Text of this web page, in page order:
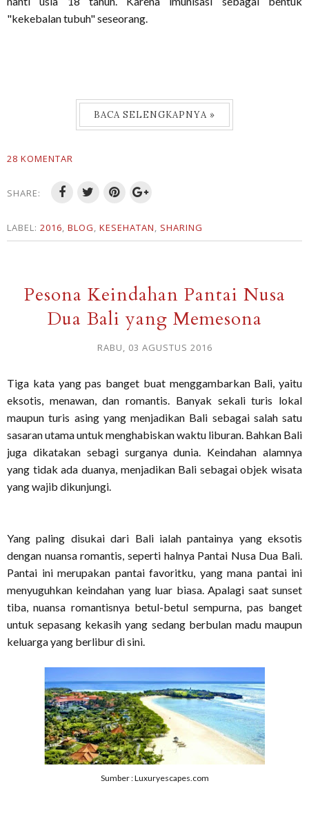
"kekebalan tubuh" seseorang.
BACA SELENGKAPNYA »
28 KOMENTAR
SHARE:
LABEL: 2016, BLOG, KESEHATAN, SHARING
Pesona Keindahan Pantai Nusa
Dua Bali yang Memesona
RABU, 03 AGUSTUS 2016
Tiga kata yang pas banget buat menggambarkan Bali, yaitu
eksotis, menawan, dan romantis. Banyak sekali turis lokal
maupun turis asing yang menjadikan Bali sebagai salah satu
sasaran utama untuk menghabiskan waktu liburan. Bahkan Bali
juga dikatakan sebagi surganya dunia. Keindahan alamnya
yang tidak ada duanya, menjadikan Bali sebagai objek wisata
yang wajib dikunjungi.
Yang paling disukai dari Bali ialah pantainya yang eksotis
dengan nuansa romantis, seperti halnya Pantai Nusa Dua Bali.
Pantai ini merupakan pantai favoritku, yang mana pantai ini
menyuguhkan keindahan yang luar biasa. Apalagi saat sunset
tiba, nuansa romantisnya betul-betul sempurna, pas banget
untuk sepasang kekasih yang sedang berbulan madu maupun
keluarga yang berlibur di sini.
Sumber : Luxuryescapes.com